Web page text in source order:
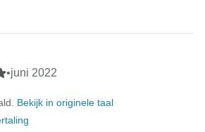
•juni 2022
Bekijk in originele taal